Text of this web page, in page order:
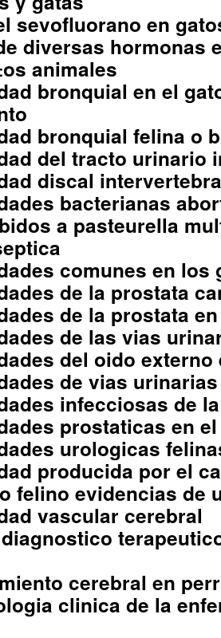
sevofluorano en
diversas hormonas
animales
bronquial en el
bronquial felina o
del tracto urinario
discal
bacterianas
a pasteurella
comunes en los
de la prostata
de la prostata
de las vias
del oido
de vias
infecciosas de
prostaticas en
urologicas
producida por el
felino evidencias de
vascular cerebral
cerebral en
clinica de la